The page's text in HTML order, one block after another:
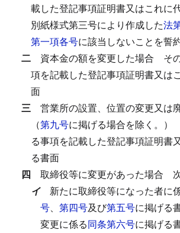
載した登記事項証明書又はこれに
別紙様式第三号により作成した法
第一項各号に該当しないことを誓
二 資本金の額を変更した場合
そ
項を記載した登記事項証明書又は
面
三 営業所の設置、位置の変更又は
（第九号に掲げる場合を除く。）
る事項を記載した登記事項証明書
る書面
四 取締役等に変更があった場合
イ 新たに取締役等になった者に
号、 第四号及び第五号に掲げる
変更に係る同条第六号に掲げる